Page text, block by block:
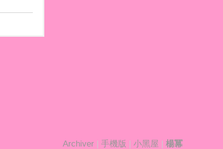
Archiver | 手機版 | 小黑屋 | 楊冪